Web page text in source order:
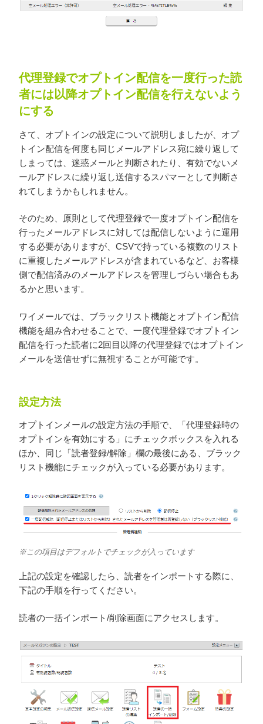
代理登録でオプトイン配信を一度行った読
者には以降オプトイン配信を行えないよう
にする
さて、オプトインの設定について説明しましたが、オプ
トイン配信を何度も同じメールアドレス宛に繰り返して
しまっては、迷惑メールと判断されたり、有効でないメ
ールアドレスに繰り返し送信するスパマーとして判断さ
れてしまうかもしれません。
そのため、原則として代理登録で一度オプトイン配信を
行ったメールアドレスに対しては配信しないように運用
する必要がありますが、CSVで持っている複数のリスト
に重複したメールアドレスが含まれているなど、お客様
側で配信済みのメールアドレスを管理しづらい場合もあ
るかと思います。
ワイメールでは、ブラックリスト機能とオプトイン配信
機能を組み合わせることで、一度代理登録でオプトイン
配信を行った読者に2回目以降の代理登録ではオプトイン
メールを送信せずに無視することが可能です。
設定方法
オプトインメールの設定方法の手順で、「代理登録時の
オプトインを有効にする」にチェックボックスを入れる
ほか、同じ「読者登録/解除」欄の最後にある、ブラック
リスト機能にチェックが入っている必要があります。
※この項目はデフォルトでチェックが入っています
上記の設定を確認したら、読者をインポートする際に、
下記の手順を行ってください。
読者の一括インポート/削除画面にアクセスします。